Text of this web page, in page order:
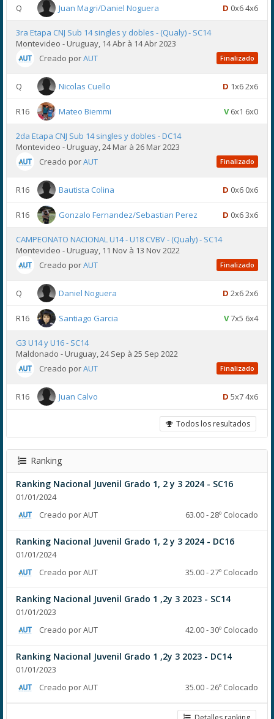
Q Juan Magri/Daniel Noguera D 0x6 4x6
3ra Etapa CNJ Sub 14 singles y dobles - (Qualy) - SC14
Montevideo - Uruguay, 14 Abr à 14 Abr 2023
Creado porAUT Finalizado
Q Nicolas Cuello D 1x6 2x6
R16 Mateo Biemmi V6x1 6x0
2da Etapa CNJ Sub 14 singles y dobles - DC14
Montevideo - Uruguay, 24 Mar à 26 Mar 2023
Creado porAUT Finalizado
R16 Bautista Colina D 0x6 0x6
R16 Gonzalo Fernandez/Sebastian Perez D 0x6 3x6
CAMPEONATO NACIONAL U14 - U18 CVBV - (Qualy) - SC14
Montevideo - Uruguay, 11 Nov à 13 Nov 2022
Creado porAUT Finalizado
Q Daniel Noguera D 2x6 2x6
R16 Santiago Garcia V7x5 6x4
G3 U14 y U16 - SC14
Maldonado - Uruguay, 24 Sep à 25 Sep 2022
Creado porAUT Finalizado
R16 Juan Calvo D 5x7 4x6
Todos los resultados
Ranking
Ranking Nacional Juvenil Grado 1, 2 y 3 2024 - SC16
01/01/2024
Creado por AUT
63.00 - 28º Colocado
Ranking Nacional Juvenil Grado 1, 2 y 3 2024 - DC16
01/01/2024
Creado por AUT
35.00 - 27º Colocado
Ranking Nacional Juvenil Grado 1 ,2y 3 2023 - SC14
01/01/2023
Creado por AUT
42.00 - 30º Colocado
Ranking Nacional Juvenil Grado 1 ,2y 3 2023 - DC14
01/01/2023
Creado por AUT
35.00 - 26º Colocado